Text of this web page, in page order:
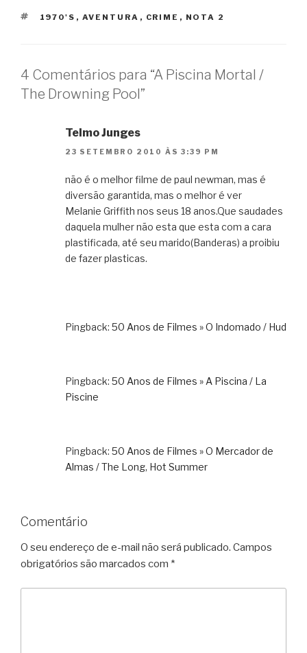
TAGS
1970'S , AVENTURA , CRIME , NOTA 2
4 Comentários para “A Piscina Mortal /
The Drowning Pool”
Telmo Junges
23 SETEMBRO 2010 ÀS 3:39 PM
não é o melhor filme de paul newman, mas é
diversão garantida, mas o melhor é ver
Melanie Griffith nos seus 18 anos.Que saudades
daquela mulher não esta que esta com a cara
plastificada, até seu marido(Banderas) a proibiu
de fazer plasticas.
Pingback: 50 Anos de Filmes » O Indomado / Hud
Pingback: 50 Anos de Filmes » A Piscina / La
Piscine
Pingback: 50 Anos de Filmes » O Mercador de
Almas / The Long, Hot Summer
Comentário
O seu endereço de e-mail não será publicado. Campos
obrigatórios são marcados com *